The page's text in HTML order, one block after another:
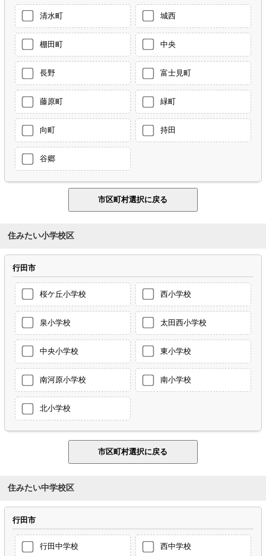
清水町 城西
棚田町 中央
長野 富士見町
藤原町 緑町
向町 持田
谷郷
住みたい小学校区
行田市
桜ケ丘小学校 西小学校
泉小学校 太田西小学校
中央小学校 東小学校
南河原小学校 南小学校
北小学校
住みたい中学校区
行田市
行田中学校 西中学校